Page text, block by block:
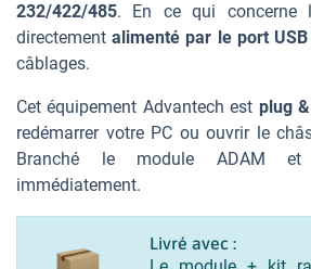
232/422/485. En ce qui concerne
directementalimenté par le port USB
câblages.
Cet équipement Advantech est plug
redémarrer votre PC ou ouvrir le
Branché le module ADAM
immédiatement.
Livré avec :